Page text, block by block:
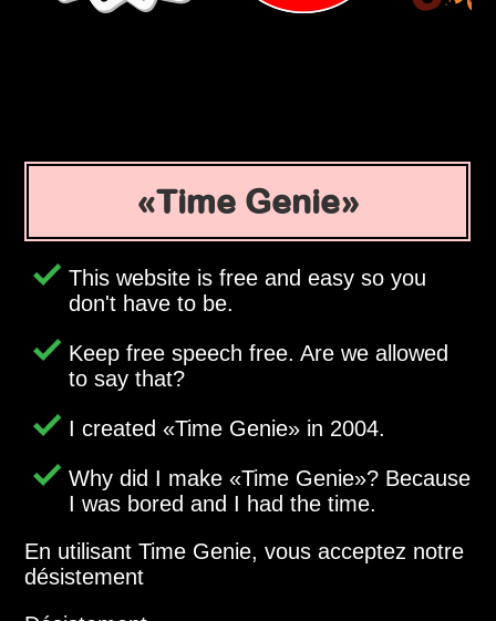
Time Genie
This website is free and easy so you
don't have to be.
Keep free speech free. Are we allowed
to say that?
I created Time Genie in 2004.
Why did I make Time Genie ? Because
I was bored and I had the time.
En utilisant Time Genie, vous acceptez notre
désistement